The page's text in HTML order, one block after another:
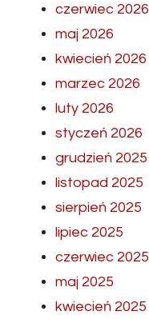
czerwiec 2026
maj 2026
kwiecień 2026
marzec 2026
luty 2026
styczeń 2026
grudzień 2025
listopad 2025
sierpień 2025
lipiec 2025
czerwiec 2025
maj 2025
kwiecień 2025